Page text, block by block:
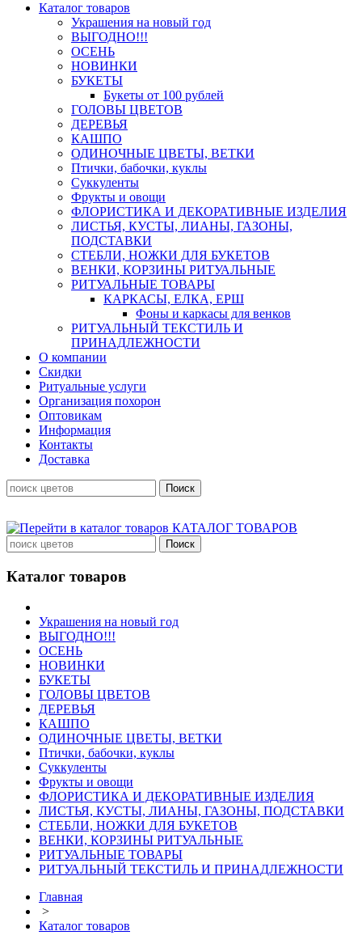
Каталог товаров
Украшения на новый год
ВЫГОДНО!!!
ОСЕНЬ
НОВИНКИ
БУКЕТЫ
Букеты от 100 рублей
ГОЛОВЫ ЦВЕТОВ
ДЕРЕВЬЯ
КАШПО
ОДИНОЧНЫЕ ЦВЕТЫ, ВЕТКИ
Птички, бабочки, куклы
Суккуленты
Фрукты и овощи
ФЛОРИСТИКА И ДЕКОРАТИВНЫЕ ИЗДЕЛИЯ
ЛИСТЬЯ, КУСТЫ, ЛИАНЫ, ГАЗОНЫ,
ПОДСТАВКИ
СТЕБЛИ, НОЖКИ ДЛЯ БУКЕТОВ
ВЕНКИ, КОРЗИНЫ РИТУАЛЬНЫЕ
РИТУАЛЬНЫЕ ТОВАРЫ
КАРКАСЫ, ЕЛКА, ЕРШ
Фоны и каркасы для венков
РИТУАЛЬНЫЙ ТЕКСТИЛЬ И
ПРИНАДЛЕЖНОСТИ
О компании
Скидки
Ритуальные услуги
Организация похорон
Оптовикам
Информация
Контакты
Доставка
КАТАЛОГ ТОВАРОВ
Каталог товаров
Украшения на новый год
ВЫГОДНО!!!
ОСЕНЬ
НОВИНКИ
БУКЕТЫ
ГОЛОВЫ ЦВЕТОВ
ДЕРЕВЬЯ
КАШПО
ОДИНОЧНЫЕ ЦВЕТЫ, ВЕТКИ
Птички, бабочки, куклы
Суккуленты
Фрукты и овощи
ФЛОРИСТИКА И ДЕКОРАТИВНЫЕ ИЗДЕЛИЯ
ЛИСТЬЯ, КУСТЫ, ЛИАНЫ, ГАЗОНЫ, ПОДСТАВКИ
СТЕБЛИ, НОЖКИ ДЛЯ БУКЕТОВ
ВЕНКИ, КОРЗИНЫ РИТУАЛЬНЫЕ
РИТУАЛЬНЫЕ ТОВАРЫ
РИТУАЛЬНЫЙ ТЕКСТИЛЬ И ПРИНАДЛЕЖНОСТИ
Главная
>
Каталог товаров